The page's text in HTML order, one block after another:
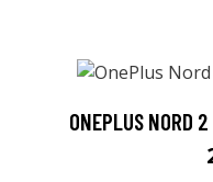
ONEPLUS NORD